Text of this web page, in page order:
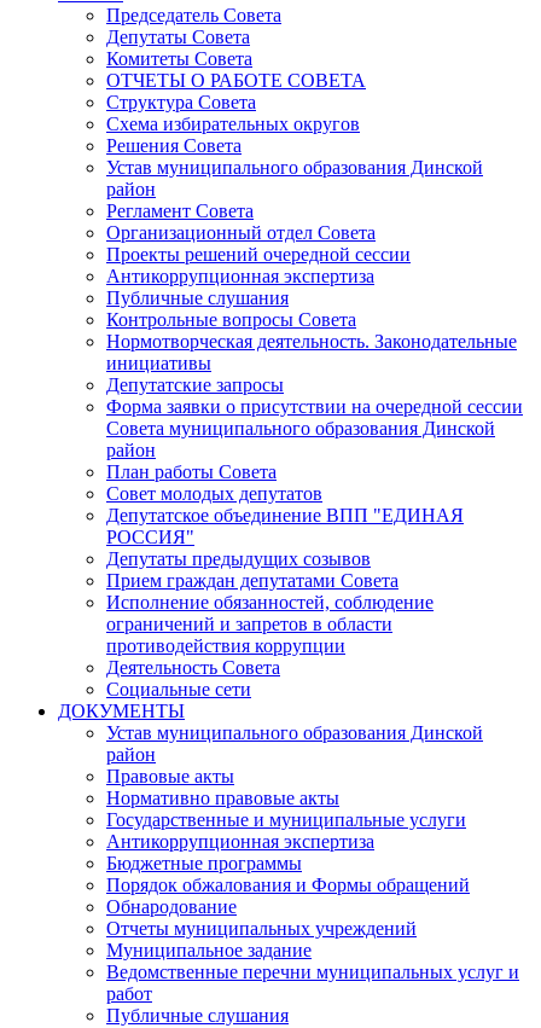
Председатель Совета
Депутаты Совета
Комитеты Совета
ОТЧЕТЫ О РАБОТЕ СОВЕТА
Структура Совета
Схема избирательных округов
Решения Совета
Устав муниципального образования Динской
район
Регламент Совета
Организационный отдел Совета
Проекты решений очередной сессии
Антикоррупционная экспертиза
Публичные слушания
Контрольные вопросы Совета
Нормотворческая деятельность. Законодательные
инициативы
Депутатские запросы
Форма заявки о присутствии на очередной сессии
Совета муниципального образования Динской
район
План работы Совета
Совет молодых депутатов
Депутатское объединение ВПП "ЕДИНАЯ
РОССИЯ"
Депутаты предыдущих созывов
Прием граждан депутатами Совета
Исполнение обязанностей, соблюдение
ограничений и запретов в области
противодействия коррупции
Деятельность Совета
Социальные сети
ДОКУМЕНТЫ
Устав муниципального образования Динской
район
Правовые акты
Нормативно правовые акты
Государственные и муниципальные услуги
Антикоррупционная экспертиза
Бюджетные программы
Порядок обжалования и Формы обращений
Обнародование
Отчеты муниципальных учреждений
Муниципальное задание
Ведомственные перечни муниципальных услуг и
работ
Публичные слушания